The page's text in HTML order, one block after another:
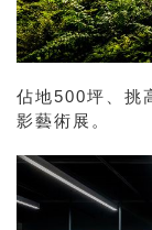
佔地500坪、挑
影藝術展。